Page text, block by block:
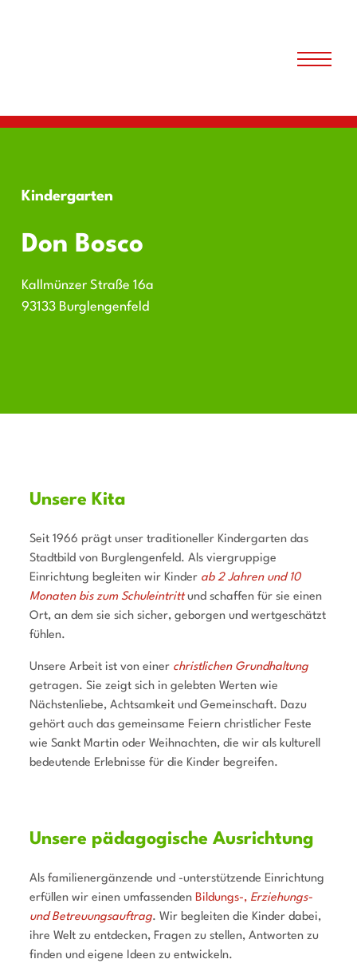
Kindergarten
Don Bosco
Kallmünzer Straße 16a
93133 Burglengenfeld
Unsere Kita
Seit 1966 prägt unser traditioneller Kindergarten das
Stadtbild von Burglengenfeld. Als viergruppige
Einrichtung begleiten wir Kinder ab 2 Jahren und 10
Monaten bis zum Schuleintrittund schaffen für sie einen
Ort, an dem sie sich sicher, geborgen und wertgeschätzt
fühlen.
Unsere Arbeit ist von einer christlichen Grundhaltung
getragen. Sie zeigt sich in gelebten Werten wie
Nächstenliebe, Achtsamkeit und Gemeinschaft. Dazu
gehört auch das gemeinsame Feiern christlicher Feste
wie Sankt Martin oder Weihnachten, die wir als kulturell
bedeutende Erlebnisse für die Kinder begreifen.
Unsere pädagogische Ausrichtung
Als familienergänzende und -unterstützende Einrichtung
erfüllen wir einen umfassenden Bildungs-, Erziehungs-
und Betreuungsauftrag. Wir begleiten die Kinder dabei,
ihre Welt zu entdecken, Fragen zu stellen, Antworten zu
finden und eigene Ideen zu entwickeln.